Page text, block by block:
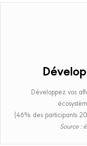
Développez vos
(46% des participants
Source :